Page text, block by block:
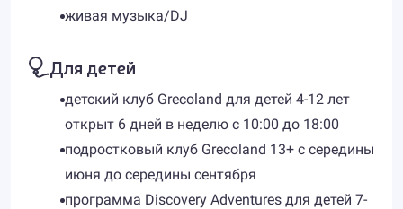
живая музыка/DJ
Для детей
детский клуб Grecoland для детей 4-12 лет
открыт 6 дней в неделю с 10:00 до 18:00
подростковый клуб Grecoland 13+ с середины
июня до середины сентября
программа Discovery Adventures для детей 7-